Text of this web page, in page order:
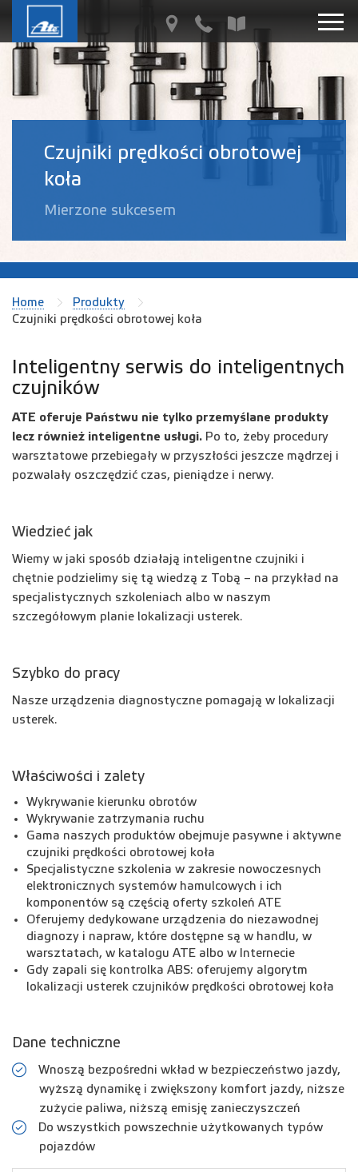
Czujniki prędkości obrotowej
koła
Mierzone sukcesem
Home
Produkty
Czujniki prędkości obrotowej koła
Inteligentny serwis do inteligentnych
czujników
ATE oferuje Państwu nie tylko przemyślane produkty
lecz również inteligentne usługi. Po to, żeby procedury
warsztatowe przebiegały w przyszłości jeszcze mądrzej i
pozwalały oszczędzić czas, pieniądze i nerwy.
Wiedzieć jak
Wiemy w jaki sposób działają inteligentne czujniki i
chętnie podzielimy się tą wiedzą z Tobą – na przykład na
specjalistycznych szkoleniach albo w naszym
szczegółowym planie lokalizacji usterek.
Szybko do pracy
Nasze urządzenia diagnostyczne pomagają w lokalizacji
usterek.
Właściwości i zalety
Wykrywanie kierunku obrotów
Wykrywanie zatrzymania ruchu
Gama naszych produktów obejmuje pasywne i aktywne
czujniki prędkości obrotowej koła
Specjalistyczne szkolenia w zakresie nowoczesnych
elektronicznych systemów hamulcowych i ich
komponentów są częścią oferty szkoleń ATE
Oferujemy dedykowane urządzenia do niezawodnej
diagnozy i napraw, które dostępne są w handlu, w
warsztatach, w katalogu ATE albo w Internecie
Gdy zapali się kontrolka ABS: oferujemy algorytm
lokalizacji usterek czujników prędkości obrotowej koła
Dane techniczne
Wnoszą bezpośredni wkład w bezpieczeństwo jazdy,
wyższą dynamikę i zwiększony komfort jazdy, niższe
zużycie paliwa, niższą emisję zanieczyszczeń
Do wszystkich powszechnie użytkowanych typów
pojazdów